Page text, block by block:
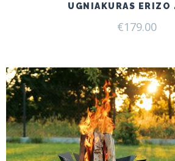
UGNIAKURAS ERIZO
€179.00